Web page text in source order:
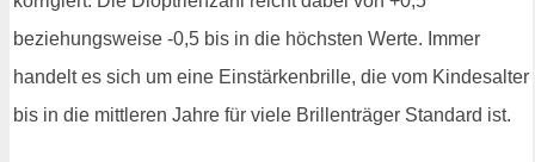
beziehungsweise -0,5 bis in die höchsten Werte. Immer
handelt es sich um eine Einstärkenbrille, die vom Kindesalter
bis in die mittleren Jahre für viele Brillenträger Standard ist.